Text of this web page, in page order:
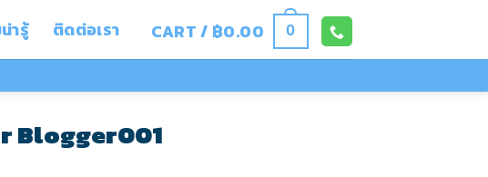
ารู้ ติดต่อเรา CART / ฿0.00 0
Blogger001